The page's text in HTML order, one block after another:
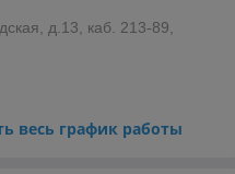
д.13, каб. 213-89,
весь график работы